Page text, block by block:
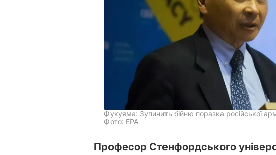
Фукуяма: Зупинить бійню поразка російської
Фото: ЕРА
Професор Стенфордського